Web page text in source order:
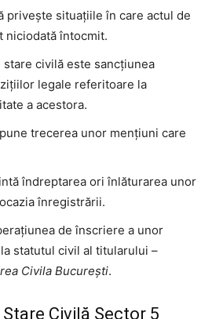
privește situațiile în care actul de
niciodată întocmit.
civilă este sancțiunea
legale referitoare la
a acestora.
trecerea unor mențiuni care
îndreptarea ori înlăturarea unor
înregistrării.
de înscriere a unor
statutul civil al titularului –
Civila București.
Civilă Sector 5